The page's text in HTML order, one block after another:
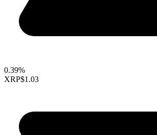
0.39%
XRP$1.03